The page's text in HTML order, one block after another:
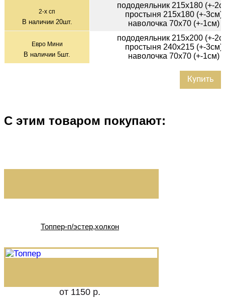
2-х сп
В наличии 20шт.
пододеяльник 215х180 (+-
простыня 215х180 (+-3см)
наволочка 70х70 (+-1см)
Евро Мини
В наличии 5шт.
пододеяльник 215х200 (+-
простыня 240х215 (+-3см)
наволочка 70х70 (+-1см)
Купить
С этим товаром покупают:
Топпер-п/эстер,холкон
от 1150 р.